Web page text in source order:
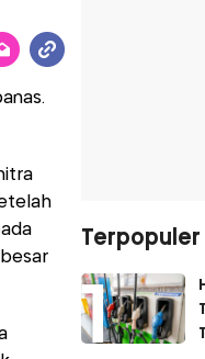
Terpopuler